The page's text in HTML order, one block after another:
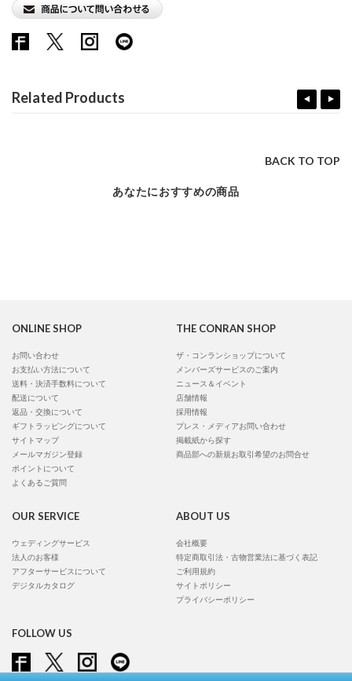
Related Products
BACK TO TOP
あなたにおすすめの商品
ONLINE SHOP
お問い合わせ
お支払い方法について
送料・決済手数料について
配送について
返品・交換について
ギフトラッピングについて
サイトマップ
メールマガジン登録
ポイントについて
よくあるご質問
THE CONRAN SHOP
ザ・コンランショップについて
メンバーズサービスのご案内
ニュース＆イベント
店舗情報
採用情報
プレス・メディアお問い合わせ
掲載紙から探す
商品部への新規お取引希望のお問合せ
OUR SERVICE
ウェディングサービス
法人のお客様
アフターサービスについて
デジタルカタログ
ABOUT US
会社概要
特定商取引法・古物営業法に基づく表記
ご利用規約
サイトポリシー
プライバシーポリシー
FOLLOW US